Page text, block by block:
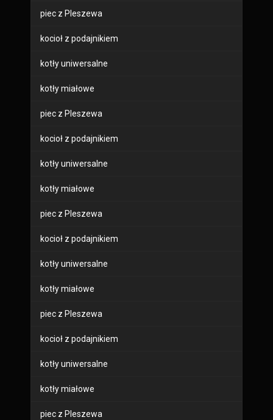
piec z Pleszewa
kocioł z podajnikiem
kotły uniwersalne
kotły miałowe
piec z Pleszewa
kocioł z podajnikiem
kotły uniwersalne
kotły miałowe
piec z Pleszewa
kocioł z podajnikiem
kotły uniwersalne
kotły miałowe
piec z Pleszewa
kocioł z podajnikiem
kotły uniwersalne
kotły miałowe
piec z Pleszewa